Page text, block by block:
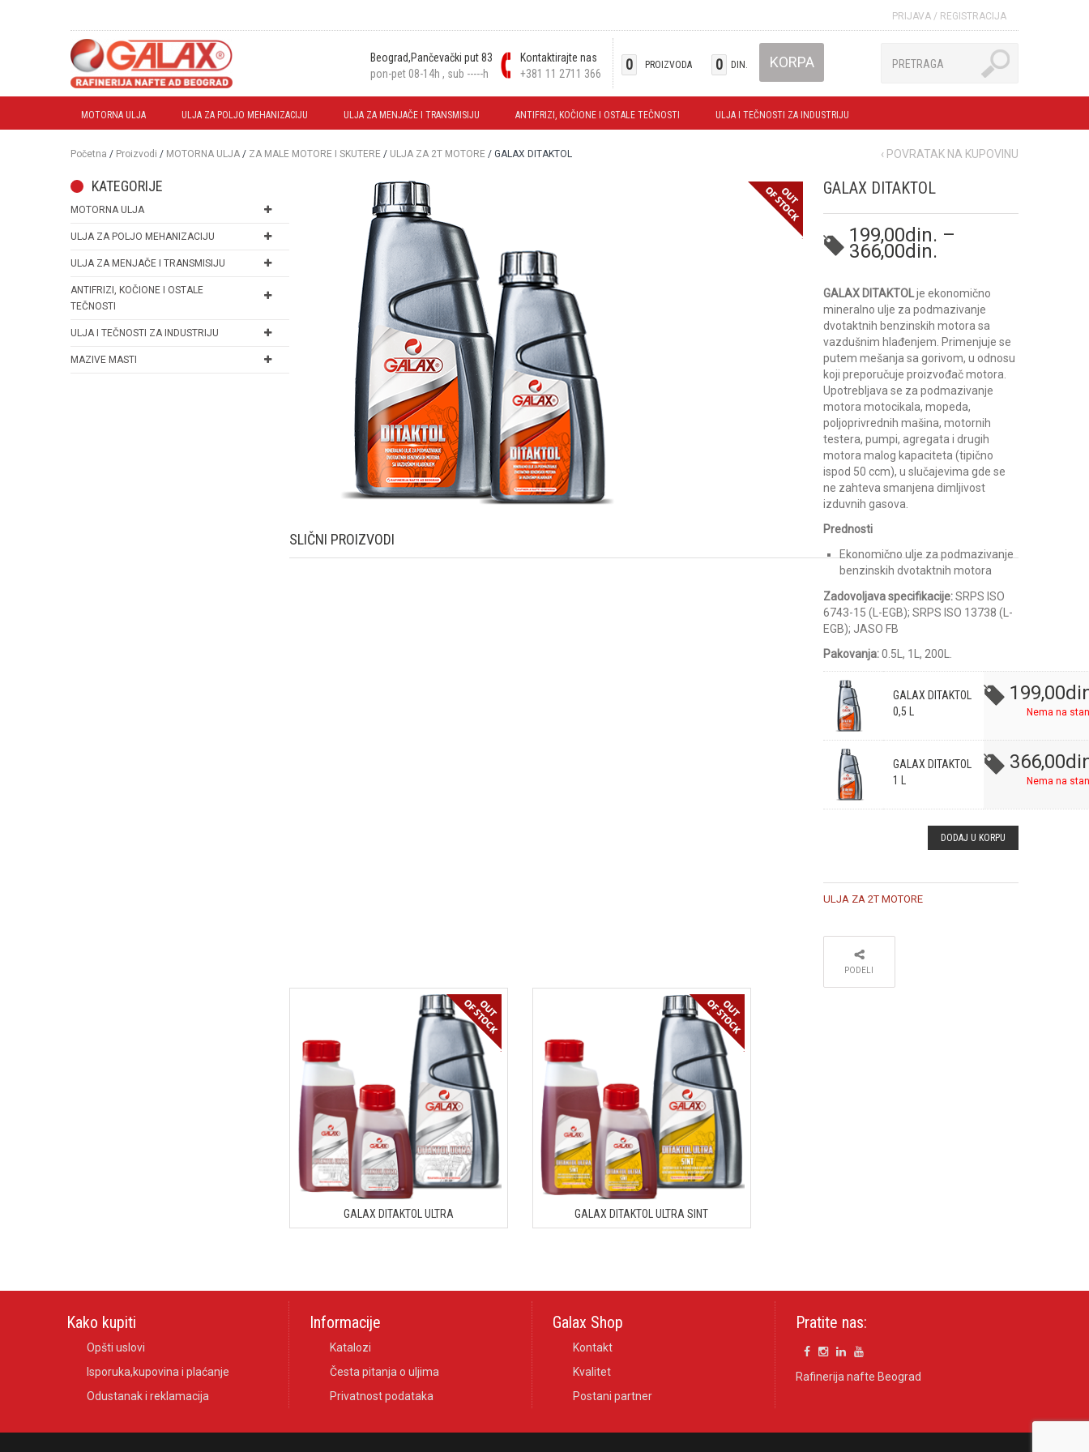
PRIJAVA / REGISTRACIJA
0 PROIZVODA 0 DIN. KORPA
Beograd,Pančevački put 83
pon-pet 08-14h , sub -----h
Kontaktirajte nas
+381 11 2711 366
MOTORNA ULJA ULJA ZA POLJO MEHANIZACIJU ULJA ZA MENJAČE I TRANSMISIJU ANTIFRIZI, KOČIONE I OSTALE TEČNOSTI ULJA I TEČNOSTI ZA INDUSTRIJU
Početna / Proizvodi / MOTORNA ULJA / ZA MALE MOTORE I SKUTERE / ULJA ZA 2T MOTORE / GALAX DITAKTOL ‹ POVRATAK NA KUPOVINU
GALAX DITAKTOL
199,00din. –
366,00din.
GALAX DITAKTOLje ekonomično
mineralno ulje za podmazivanje
dvotaktnih benzinskih motora sa
vazdušnim hlađenjem. Primenjuje se
putem mešanja sa gorivom, u odnosu
koji preporučuje proizvođač motora.
Upotrebljava se za podmazivanje
motora motocikala, mopeda,
poljoprivrednih mašina, motornih
testera, pumpi, agregata i drugih
motora malog kapaciteta (tipično
ispod 50 ccm), u slučajevima gde se
ne zahteva smanjena dimljivost
izduvnih gasova.
Prednosti
Ekonomično ulje za podmazivanje
benzinskih dvotaktnih motora
Zadovoljava specifikacije:SRPS ISO
6743-15 (L-EGB); SRPS ISO 13738 (L-
EGB); JASO FB
Pakovanja:0.5L, 1L, 200L.
GALAX DITAKTOL
0,5 L
199,00
Nema na
GALAX DITAKTOL
1 L
366,00
Nema na
DODAJ U KORPU
ULJA ZA 2T MOTORE
PODELI
SLIČNI PROIZVODI
GALAX DITAKTOL ULTRA GALAX DITAKTOL ULTRA SINT
KATEGORIJE
MOTORNA ULJA
ULJA ZA POLJO MEHANIZACIJU
ULJA ZA MENJAČE I TRANSMISIJU
ANTIFRIZI, KOČIONE I OSTALE
TEČNOSTI
ULJA I TEČNOSTI ZA INDUSTRIJU
MAZIVE MASTI
Kako kupiti
Opšti uslovi
Isporuka,kupovina i plaćanje
Odustanak i reklamacija
Informacije
Katalozi
Česta pitanja o uljima
Privatnost podataka
Galax Shop
Kontakt
Kvalitet
Postani partner
Pratite nas:
Rafinerija nafte Beograd